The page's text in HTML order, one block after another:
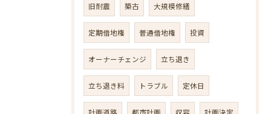
旧耐震 築古 大規模修繕
定期借地権 普通借地権 投資
オーナーチェンジ 立ち退き
立ち退き料 トラブル 定休日
計画道路 都市計画 収容 計画決定